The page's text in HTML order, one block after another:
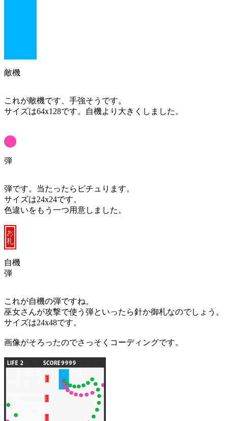
敵機
これが敵機です、手強そうです。
サイズは64x128です。自機より大きくしました。
弾
弾です。当たったらピチュります。
サイズは24x24です。
色違いをもう一つ用意しました。
自機
弾
これが自機の弾ですね。
巫女さんが攻撃で使う弾といったら針か御札なのでしょう。
サイズは24x48です。
画像がそろったのでさっそくコーディングです。